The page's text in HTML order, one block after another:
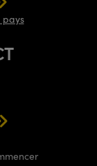
pays